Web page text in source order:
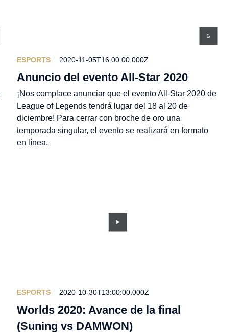
ESPORTS 2020-11-05T16:00:00.000Z
Anuncio del evento All-Star 2020
¡Nos complace anunciar que el evento All-Star 2020 de
League of Legends tendrá lugar del 18 al 20 de
diciembre! Para cerrar con broche de oro una
temporada singular, el evento se realizará en formato
en línea.
ESPORTS 2020-10-30T13:00:00.000Z
Worlds 2020: Avance de la final
(Suning vs DAMWON)